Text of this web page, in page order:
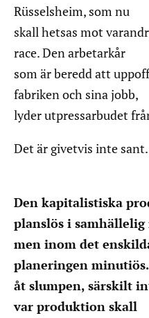
Rüsselsheim, som nu
skall hetsas mot
race. Den arbetarkår
som är beredd att
fabriken och sina jobb,
lyder utpressarbudet
Det är givetvis inte sant.
Den kapitalistiska
planslös i samhällelig
men inom det
planeringen
åt slumpen, särskilt
var produktion skall